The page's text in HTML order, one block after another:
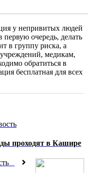
у непривитых людей
первую очередь, делать
в группу риска, а
медикам,
обратиться в
бесплатная для всех
проходят в Кашире